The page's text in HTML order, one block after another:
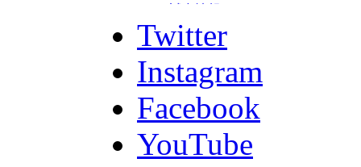
グッズ
ファンコミュニティ
ホームタウン
コラム
その他
TEAM
2026/27トップチーム
2026/27トップチームスタッフ
Twitter
Instagram
Facebook
YouTube